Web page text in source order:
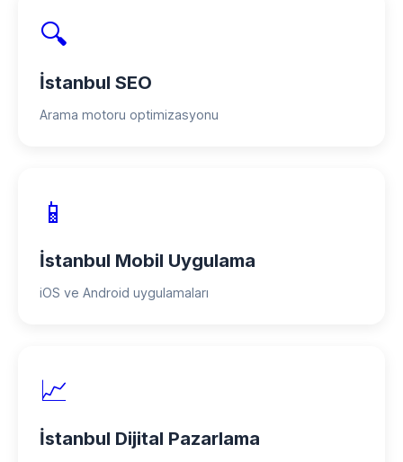
🔍
İstanbul SEO
Arama motoru optimizasyonu
📱
İstanbul Mobil Uygulama
iOS ve Android uygulamaları
📈
İstanbul Dijital Pazarlama